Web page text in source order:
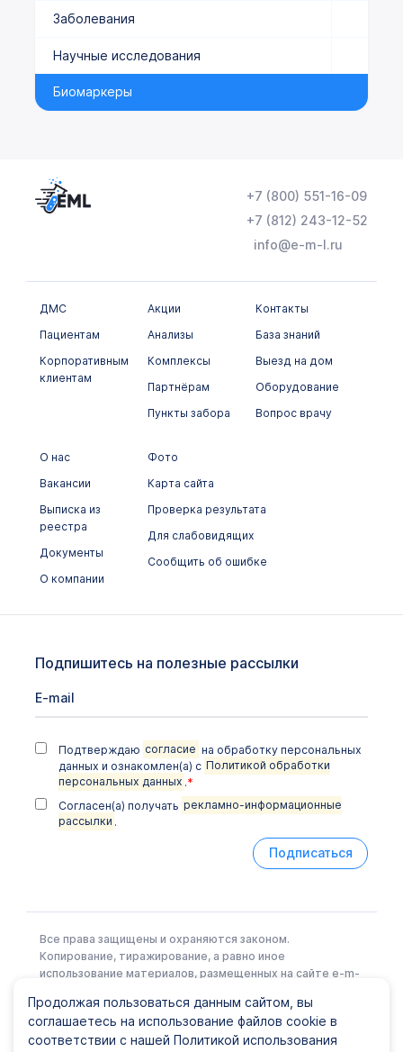
Заболевания
Научные исследования
Биомаркеры
+7 (800) 551-16-09
+7 (812) 243-12-52
info@e-m-l.ru
ДМС
Пациентам
Корпоративным
клиентам
Акции
Анализы
Комплексы
Партнёрам
Пункты забора
Контакты
База знаний
Выезд на дом
Оборудование
Вопрос врачу
О нас
Вакансии
Выписка из
реестра
Документы
О компании
Фото
Карта сайта
Проверка результата
Для слабовидящих
Сообщить об ошибке
Подпишитесь на полезные рассылки
Подтверждаю согласие на обработку персональных
данных и ознакомлен(а) с Политикой обработки
персональных данных .*
Согласен(а) получать рекламно-информационные
рассылки .
Подписаться
Все права защищены и охраняются законом.
Копирование, тиражирование, а равно иное
использование материалов, размещенных на сайте e-m-
Правообладателя.
Продолжая пользоваться данным сайтом, вы
соглашаетесь на использование файлов cookie в
соответствии с нашей Политикой использования